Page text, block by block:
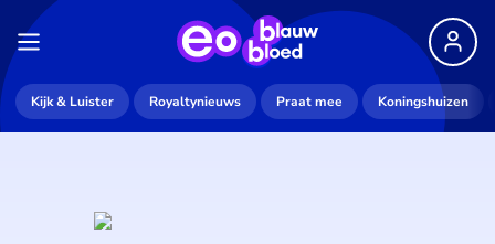
Kijk & Luister Royaltynieuws Praat mee Koningshuizen